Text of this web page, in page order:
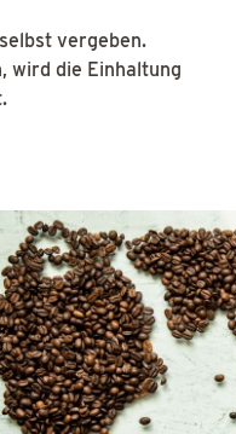
vergeben.
wird die Einhaltung